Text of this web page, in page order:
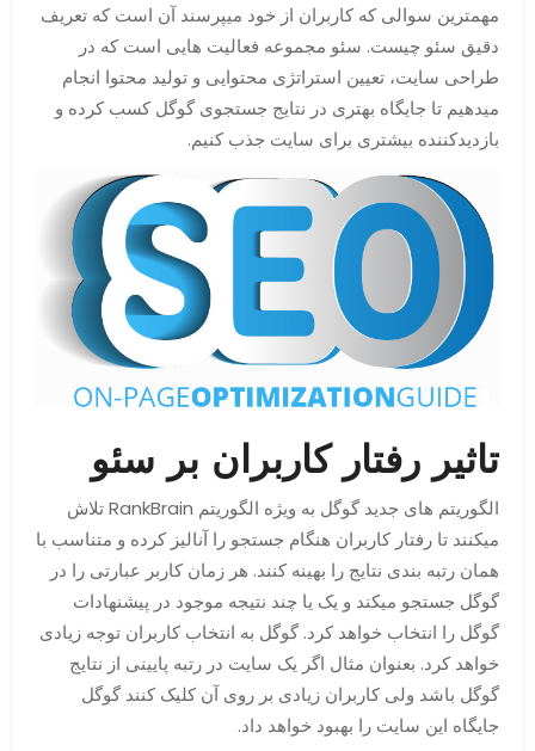
مهمترین سوالی که کاربران از خود میپرسند آن است که تعریف
دقیق سئو چیست. سئو مجموعه فعالیت هایی است که در
طراحی سایت، تعیین استراتژی محتوایی و تولید محتوا انجام
میدهیم تا جایگاه بهتری در نتایج جستجوی گوگل کسب کرده و
بازدیدکننده بیشتری برای سایت جذب کنیم.
تاثیر رفتار کاربران بر سئو
الگوریتم های جدید گوگل به ویژه الگوریتم RankBrain تلاش
میکنند تا رفتار کاربران هنگام جستجو را آنالیز کرده و متناسب با
همان رتبه بندی نتایج را بهینه کنند. هر زمان کاربر عبارتی را در
گوگل جستجو میکند و یک یا چند نتیجه موجود در پیشنهادات
گوگل را انتخاب خواهد کرد. گوگل به انتخاب کاربران توجه زیادی
خواهد کرد. بعنوان مثال اگر یک سایت در رتبه پایینی از نتایج
گوگل باشد ولی کاربران زیادی بر روی آن کلیک کنند گوگل
جایگاه این سایت را بهبود خواهد داد.